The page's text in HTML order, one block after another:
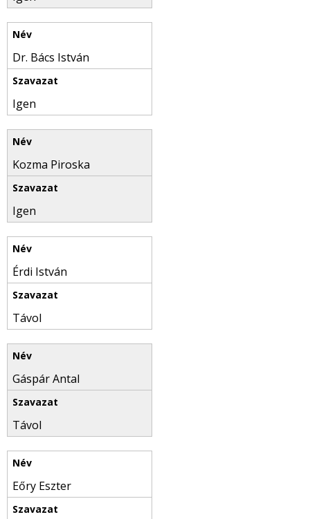
Dr. Bács István
Igen
Kozma Piroska
Igen
Érdi István
Távol
Gáspár Antal
Távol
Eőry Eszter